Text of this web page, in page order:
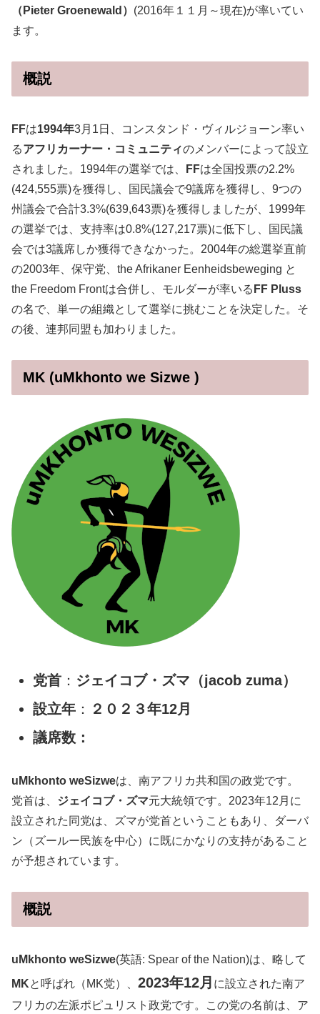
（Pieter Groenewald） (2016年１１月～現在)が率いてい
ます。
概説
FFは1994年3月1日、コンスタンド・ヴィルジョーン率い
るアフリカーナー・コミュニティのメンバーによって設立
されました。1994年の選挙では、
FFは全国投票の2.2%
(424,555票)を獲得し、国民議会で9議席を獲得し、9つの
州議会で合計3.3%(639,643票)を獲得しましたが、1999年
の選挙では、支持率は0.8%(127,217票)に低下し、国民議
会では3議席しか獲得できなかった。2004年の総選挙直前
の2003年、保守党、the Afrikaner Eenheidsbeweging と
the Freedom Frontは合併し、モルダーが率いる FF Pluss
の名で、単一の組織として選挙に挑むことを決定した。そ
の後、連邦同盟も加わりました。
MK (uMkhonto we Sizwe )
党首 ： ジェイコブ・ズマ （jacob zuma）
設立年 ：
２０２３年12月
議席数：
uMkhonto weSizweは、南アフリカ共和国の政党です。
党首は、 ジェイコブ・ズマ元大統領です。2023年12月に
設立された同党は、ズマが党首ということもあり、ダーバ
ン（ズールー民族を中心）に既にかなりの支持があること
が予想されています。
概説
uMkhonto weSizwe(英語: Spear of the Nation)は、略して
MKと呼ばれ（MK党）、 2023年12月 に設立された南ア
フリカの左派ポピュリスト政党です。この党の名前は、ア